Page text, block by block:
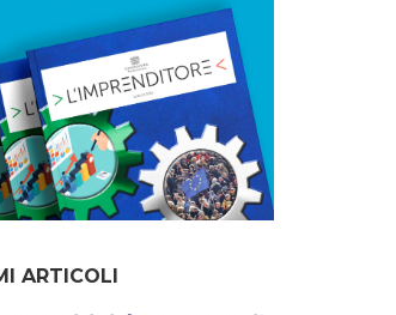
ARTICOLI